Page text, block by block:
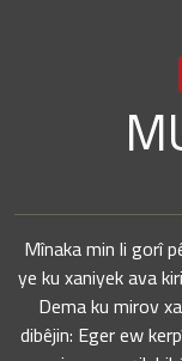
"Mînaka min li gorî
ye ku xaniyek ava
Dema ku mirov
dibêjin: Eger ew